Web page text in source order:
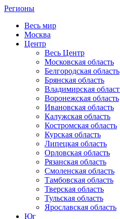
Регионы
Весь мир
Москва
Центр
Весь Центр
Московская область
Белгородская область
Брянская область
Владимирская
Воронежская область
Ивановская область
Калужская область
Костромская область
Курская область
Липецкая область
Орловская область
Рязанская область
Смоленская область
Тамбовская область
Тверская область
Тульская область
Ярославская область
Юг